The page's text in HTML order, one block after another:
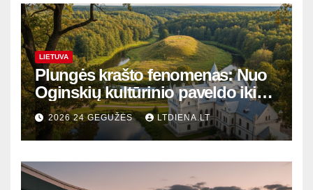
LIETUVA
Plungės krašto fenomenas: Nuo
Oginskių kultūrinio paveldo iki
Žemaitijos gamtos perlų
2026 24 GEGUŽĖS LTDIENA.LT